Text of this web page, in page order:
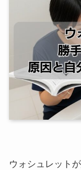
ウォシュレット